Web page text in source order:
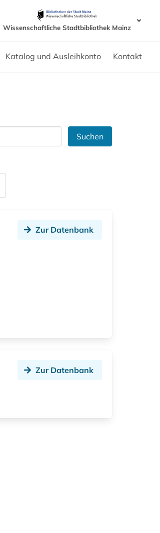
Wissenschaftliche Stadtbibliothek Mainz
Katalog und Ausleihkonto Kontakt
Suchen
Zur Datenbank
Zur Datenbank